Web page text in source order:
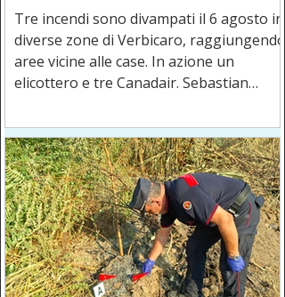
Tre incendi sono divampati il 6 agosto in
diverse zone di Verbicaro, raggiungendo
aree vicine alle case. In azione un
elicottero e tre Canadair. Sebastian
chiede più personale, mezzi e
prevenzione